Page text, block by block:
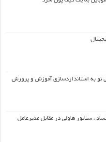
نو به استانداردسازی آموزش و پرورش
، سناتور هاولی در مقابل مدیرعامل